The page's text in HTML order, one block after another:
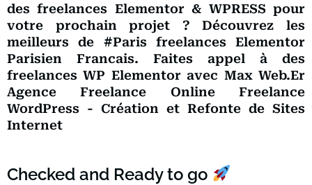
des freelances Elementor & WPRESS pour
votre prochain projet ? Découvrez les
meilleurs de #Paris freelances Elementor
Parisien Francais. Faites appel à des
freelances WP Elementor avec Max Web.Er
Agence Freelance Online Freelance
WordPress - Création et Refonte de Sites
Internet
Checked and Ready to go